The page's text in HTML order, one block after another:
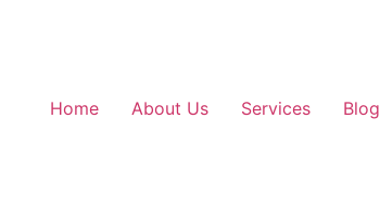
Home About Us Services Blog